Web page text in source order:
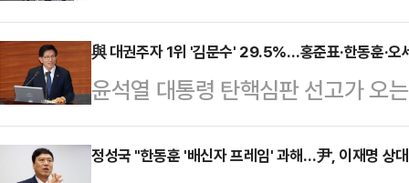
지 않다고 전망했다. 다만 일각에서
재법 개정 추진, 마은혁 헌법재판관
가 진행되면서 일부 재판관이 의견
조계…
42분께 경기도 수원시 팔달구 인계
성 2명이 숨진 채 발견됐다.경찰에
50대 여성 A 씨와 그의 딸인 20대
다.현장에서 유서는 발견되지 않았
가족 없이 단둘이 살아온 것으로 전
與 대권주자 1위 '김문수' 29.5%…홍준표·한동훈·오
윤석열 대통령 탄핵심판 선고가 오
가장 유력한 여권 대권주자로 김
뒤로 홍준표 대구광역시장·한동훈
정성국 "한동훈 '배신자 프레임' 과해…尹, 이재명 상